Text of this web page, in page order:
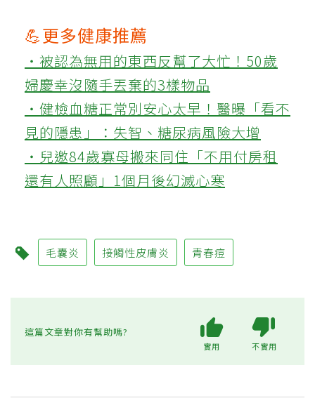
💪更多健康推薦
‧被認為無用的東西反幫了大忙！50歲
婦慶幸沒隨手丟棄的3樣物品
‧健檢血糖正常別安心太早！醫曝「看不
見的隱患」：失智、糖尿病風險大增
‧兒邀84歲寡母搬來同住「不用付房租
還有人照顧」1個月後幻滅心寒
毛囊炎 接觸性皮膚炎 青春痘
這篇文章對你有幫助嗎?
實用 不實用